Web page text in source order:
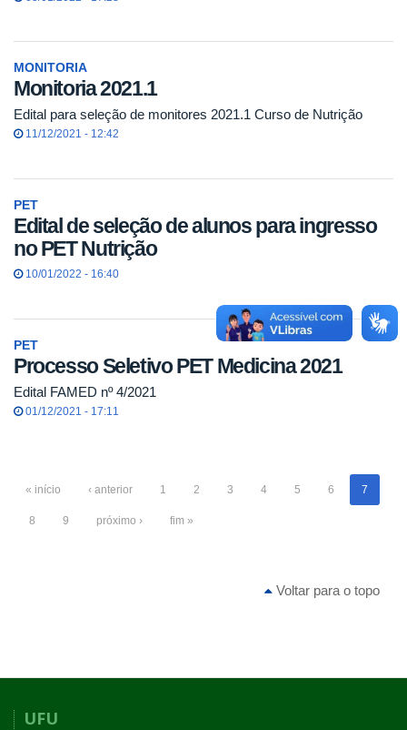
MONITORIA
Monitoria 2021.1
Edital para seleção de monitores 2021.1 Curso de Nutrição
11/12/2021 - 12:42
PET
Edital de seleção de alunos para ingresso
no PET Nutrição
10/01/2022 - 16:40
PET
Processo Seletivo PET Medicina 2021
Edital FAMED nº 4/2021
01/12/2021 - 17:11
« início ‹ anterior 1 2 3 4 5 6 7
8 9 próximo › fim »
Voltar para o topo
UFU